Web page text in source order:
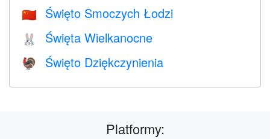
🇨🇳 Święto Smoczych Łodzi
🐰 Święta Wielkanocne
🦃 Święto Dziękczynienia
Platformy: